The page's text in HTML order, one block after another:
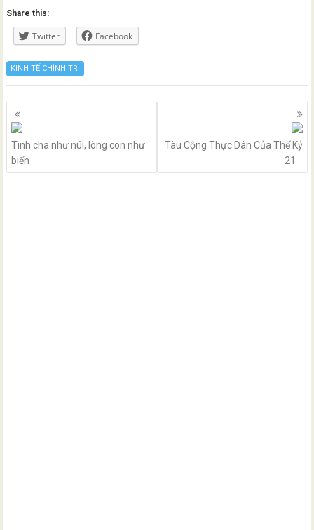
Share this:
Twitter Facebook
KINH TẾ CHÍNH TRỊ
Posts
navigation
Tình cha như núi, lòng con như
biển
Tàu Cộng Thực Dân Của Thế Kỷ
21